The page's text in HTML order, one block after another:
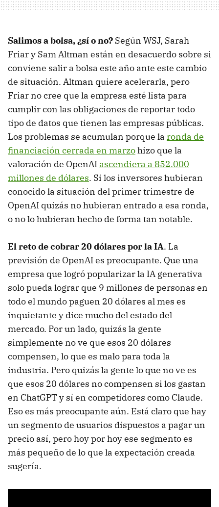
Salimos a bolsa, ¿sí o no? Según WSJ, Sarah
Friar y Sam Altman están en desacuerdo sobre si
conviene salir a bolsa este año ante este cambio
de situación. Altman quiere acelerarla, pero
Friar no cree que la empresa esté lista para
cumplir con las obligaciones de reportar todo
tipo de datos que tienen las empresas públicas.
Los problemas se acumulan porque la ronda de
financiación cerrada en marzohizo que la
valoración de OpenAI ascendiera a 852.000
millones de dólares. Si los inversores hubieran
conocido la situación del primer trimestre de
OpenAI quizás no hubieran entrado a esa ronda,
o no lo hubieran hecho de forma tan notable.
El reto de cobrar 20 dólares por la IA. La
previsión de OpenAI es preocupante. Que una
empresa que logró popularizar la IA generativa
solo pueda lograr que 9 millones de personas en
todo el mundo paguen 20 dólares al mes es
inquietante y dice mucho del estado del
mercado. Por un lado, quizás la gente
simplemente no ve que esos 20 dólares
compensen, lo que es malo para toda la
industria. Pero quizás la gente lo que no ve es
que esos 20 dólares no compensen si los gastan
en ChatGPT y sí en competidores como Claude.
Eso es más preocupante aún. Está claro que hay
un segmento de usuarios dispuestos a pagar un
precio así, pero hoy por hoy ese segmento es
más pequeño de lo que la expectación creada
sugería.